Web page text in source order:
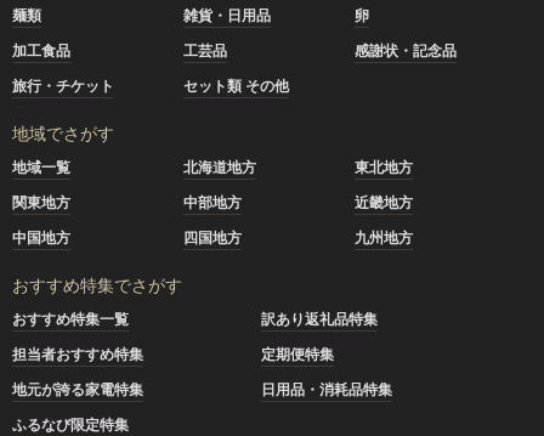
麺類
雑貨・日用品
卵
加工食品
工芸品
感謝状・記念品
旅行・チケット
セット類 その他
地域でさがす
地域一覧 北海道地方
東北地方
関東地方
中部地方
近畿地方
中国地方
四国地方 九州地方
おすすめ特集でさがす
おすすめ特集一覧
訳あり返礼品特集
担当者おすすめ特集
定期便特集
地元が誇る家電特集
日用品・消耗品特集
ふるなび限定特集